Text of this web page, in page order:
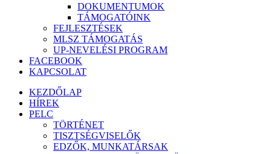
DOKUMENTUMOK
TÁMOGATÓINK
FEJLESZTÉSEK
MLSZ TÁMOGATÁS
UP-NEVELÉSI PROGRAM
FACEBOOK
KAPCSOLAT
KEZDŐLAP
HÍREK
PELC
TÖRTÉNET
TISZTSÉGVISELŐK
EDZŐK, MUNKATÁRSAK